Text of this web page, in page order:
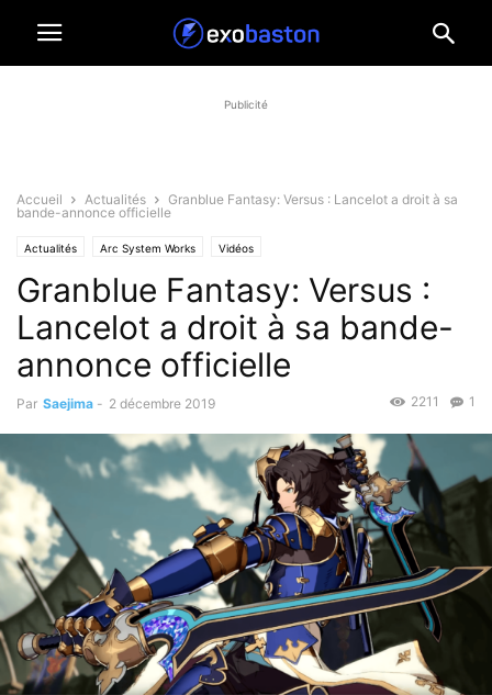
Publicité
Accueil Actualités
Granblue Fantasy: Versus : Lancelot a droit à sa
bande-annonce officielle
Actualités Arc System Works Vidéos
Granblue Fantasy: Versus :
Lancelot a droit à sa bande-
annonce officielle
Par Saejima - 2 décembre 2019 1
2211